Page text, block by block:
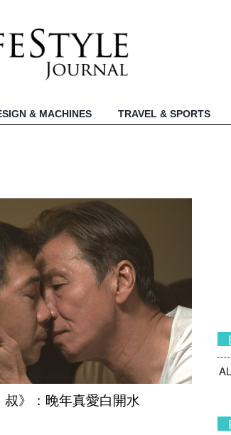
& MACHINES TRAVEL & SPORTS
叔》：晚年真愛白開水